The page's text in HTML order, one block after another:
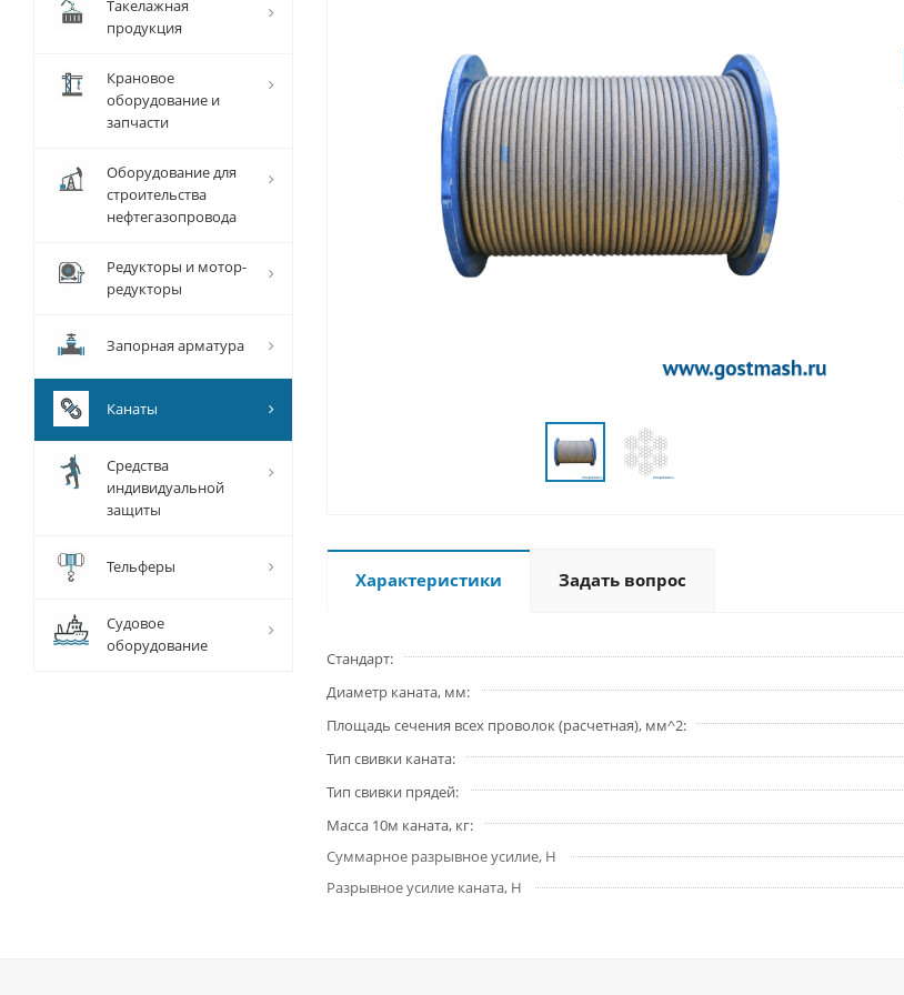
Характеристики Задать вопрос
Стандарт
Диаметр каната, мм
Площадь сечения всех проволок (расчетная), мм^2
Тип свивки каната
Тип свивки прядей
Масса 10м каната, кг
Суммарное разрывное усилие, Н
Разрывное усилие каната, Н
Такелажная
продукция
Крановое
оборудование и
запчасти
Оборудование для
строительства
нефтегазопровода
Редукторы и мотор-
редукторы
Запорная арматура
Канаты
Средства
индивидуальной
защиты
Тельферы
Судовое
оборудование